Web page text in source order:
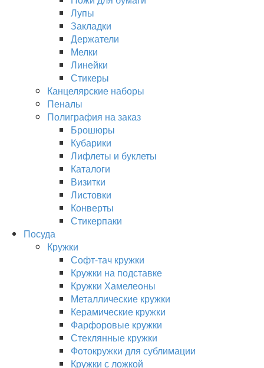
Лупы
Закладки
Держатели
Мелки
Линейки
Стикеры
Канцелярские наборы
Пеналы
Полиграфия на заказ
Брошюры
Кубарики
Лифлеты и буклеты
Каталоги
Визитки
Листовки
Конверты
Стикерпаки
Посуда
Кружки
Софт-тач кружки
Кружки на подставке
Кружки Хамелеоны
Металлические кружки
Керамические кружки
Фарфоровые кружки
Стеклянные кружки
Фотокружки для сублимации
Кружки с ложкой